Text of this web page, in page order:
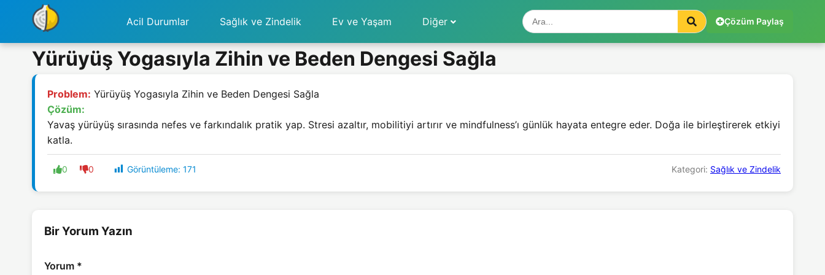
Acil Durumlar Sağlık ve Zindelik Ev ve Yaşam Diğer Çözüm Paylaş
Yürüyüş Yogasıyla Zihin ve Beden Dengesi Sağla
Problem: Yürüyüş Yogasıyla Zihin ve Beden Dengesi Sağla
Çözüm:
Yavaş yürüyüş sırasında nefes ve farkındalık pratik yap. Stresi azaltır, mobilitiyi artırır ve mindfulness’ı günlük hayata entegre eder. Doğa ile birleştirerek etkiyi
katla.
0 0 Görüntüleme: 171 Kategori: Sağlık ve Zindelik
Bir Yorum Yazın
Yorum *